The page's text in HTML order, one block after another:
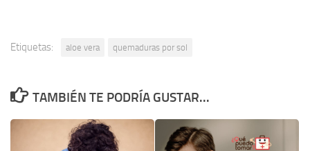
Etiquetas: aloe vera quemaduras por sol
TAMBIÉN TE PODRÍA GUSTAR...